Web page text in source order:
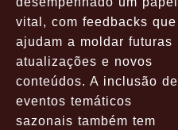
vital, com feedbacks que
ajudam a moldar futuras
atualizações e novos
conteúdos. A inclusão de
eventos temáticos
sazonais também tem